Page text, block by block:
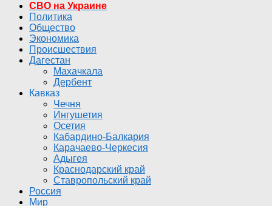
СВО на Украине
Политика
Общество
Экономика
Происшествия
Дагестан
Махачкала
Дербент
Кавказ
Чечня
Ингушетия
Осетия
Кабардино-Балкария
Карачаево-Черкесия
Адыгея
Краснодарский край
Ставропольский край
Россия
Мир